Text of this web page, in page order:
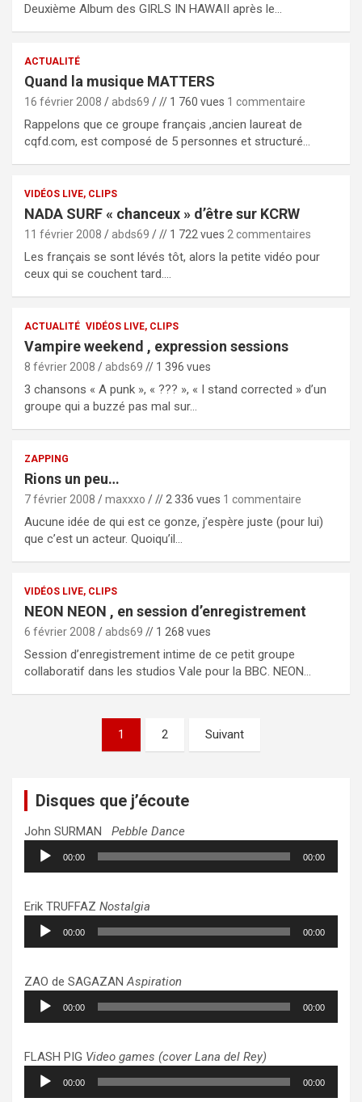
Deuxième Album des GIRLS IN HAWAII après le…
ACTUALITÉ
Quand la musique MATTERS
16 février 2008 abds69 // 1 760 vues 1 commentaire
Rappelons que ce groupe français ,ancien laureat de
cqfd.com, est composé de 5 personnes et structuré…
VIDÉOS LIVE, CLIPS
NADA SURF « chanceux » d’être sur KCRW
11 février 2008 abds69 // 1 722 vues 2 commentaires
Les français se sont lévés tôt, alors la petite vidéo pour
ceux qui se couchent tard.…
ACTUALITÉ VIDÉOS LIVE, CLIPS
Vampire weekend , expression sessions
8 février 2008 abds69 // 1 396 vues
3 chansons « A punk », « ??? », « I stand corrected » d’un
groupe qui a buzzé pas mal sur…
ZAPPING
Rions un peu…
7 février 2008 maxxxo // 2 336 vues 1 commentaire
Aucune idée de qui est ce gonze, j’espère juste (pour lui)
que c’est un acteur. Quoiqu’il…
VIDÉOS LIVE, CLIPS
NEON NEON , en session d’enregistrement
6 février 2008 abds69 // 1 268 vues
Session d’enregistrement intime de ce petit groupe
collaboratif dans les studios Vale pour la BBC. NEON…
1 2 Suivant
Disques que j’écoute
John SURMAN Pebble Dance
Lecteur
audio
00:00 00:00
Erik TRUFFAZ Nostalgia
Lecteur
audio
00:00 00:00
ZAO de SAGAZANAspiration
Lecteur
audio
00:00 00:00
FLASH PIG Video games (cover Lana del Rey)
Lecteur
audio
00:00 00:00